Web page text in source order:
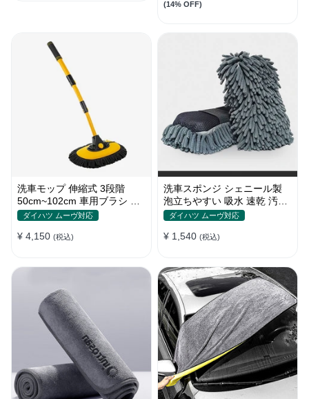
(14% OFF)
洗車モップ 伸縮式 3段階
50cm~102cm 車用ブラシ 高
品質シェニール 柔らかい
ダイハツ ムーヴ対応
¥ 4,150 (税込)
洗車スポンジ シェニール製
泡立ちやすい 吸水 速乾 汚れ
落とし 洗車グローブ
ダイハツ ムーヴ対応
¥ 1,540 (税込)